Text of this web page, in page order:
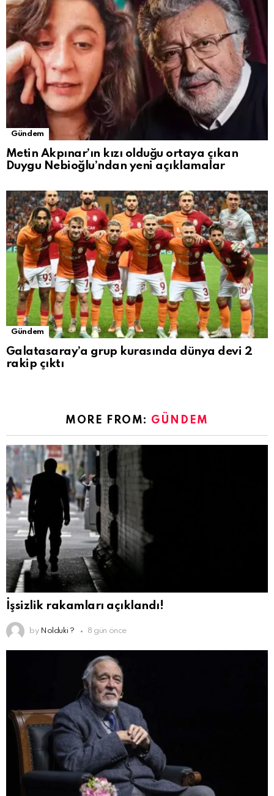
Gündem
Metin Akpınar’ın kızı olduğu ortaya çıkan
Duygu Nebioğlu’ndan yeni açıklamalar
Gündem
Galatasaray’a grup kurasında dünya devi 2
rakip çıktı
MORE FROM: GÜNDEM
İşsizlik rakamları açıklandı!
by Nolduki ? 8 gün önce